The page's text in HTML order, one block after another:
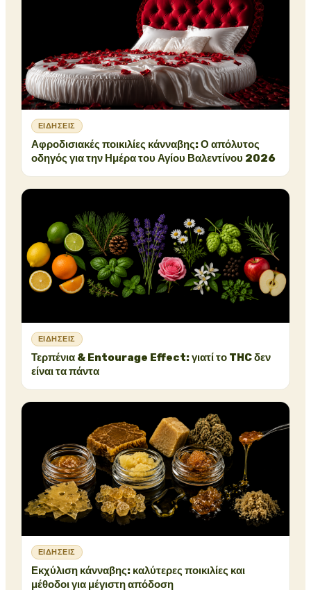
ΕΙΔΉΣΕΙΣ
Αφροδισιακές ποικιλίες κάνναβης: Ο απόλυτος
οδηγός για την Ημέρα του Αγίου Βαλεντίνου 2026
ΕΙΔΉΣΕΙΣ
Τερπένια & Entourage Effect: γιατί το THC δεν
είναι τα πάντα
ΕΙΔΉΣΕΙΣ
Εκχύλιση κάνναβης: καλύτερες ποικιλίες και
μέθοδοι για μέγιστη απόδοση